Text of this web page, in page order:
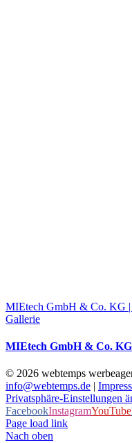
MIEtech GmbH & Co. KG |
Gallerie
MIEtech GmbH & Co. KG
© 2026 webtemps
info@webtemps.de |
Privatsphäre-Einstellungen
FacebookInstagramYouTube
Page load link
Nach oben